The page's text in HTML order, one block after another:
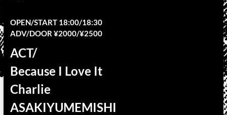
OPEN/START 18:00/18:30
ADV/DOOR ¥2000/¥2500
ACT/
Because I Love It
Charlie
ASAKIYUMEMISHI